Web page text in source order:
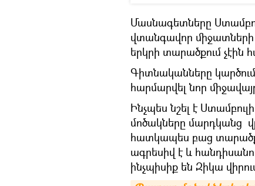
Մասնագետները
վտանգավոր միջատների
երկրի տարածքում չէին
Գիտնականները
հարմարվել նոր
Ինչպես նշել է
մոծակները մարդկանց
հատկապես բաց
ագրեսիվ է և
ինչպիսիք են Զիկա